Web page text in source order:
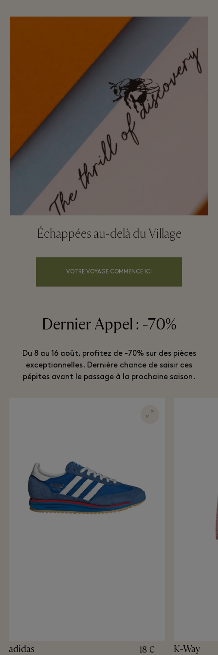
Échappées au-delà du Village
VOTRE VOYAGE COMMENCE ICI
Dernier Appel : -70%
Du 8 au 16 août, profitez de -70% sur des pièces
exceptionnelles. Dernière chance de saisir ces
pépites avant le passage à la prochaine saison.
adidas 18 € K-Way